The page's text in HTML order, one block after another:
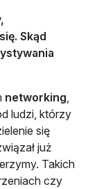
Skąd
networking
ludzi, którzy
się
już
Takich
czy